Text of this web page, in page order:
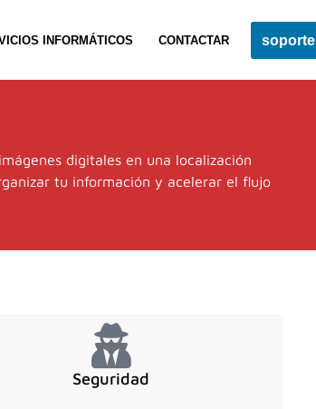
INFORMÁTICOS CONTACTAR soporte
digitales en una localización
tu información y acelerar el flujo
Seguridad